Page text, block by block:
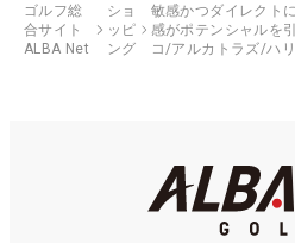
ゴルフ総
合サイト
ALBA Net
ショ
ッピ
ング
敏感かつダイレクト
感がポテンシャルを
コ/アルカトラズ/ハ